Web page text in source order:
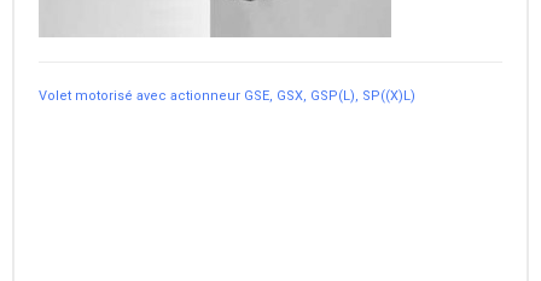
Volet motorisé avec actionneur GSE, GSX, GSP(L), SP((X)L)